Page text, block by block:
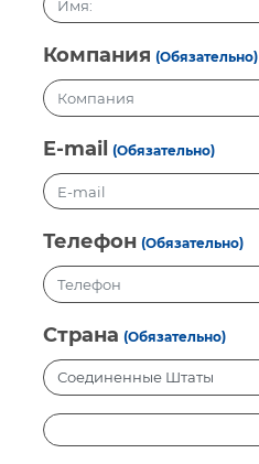
Компания (Обязательно)
E-mail (Обязательно)
Телефон (Обязательно)
Страна (Обязательно)